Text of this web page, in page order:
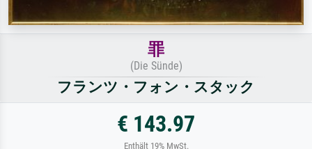
罪
(Die Sünde)
フランツ・フォン・スタック
€ 143.97
Enthält 19% MwSt.